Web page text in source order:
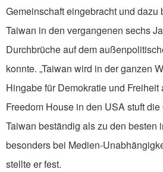
Gemeinschaft eingebracht und dazu
Taiwan in den vergangenen sechs
Durchbrüche auf dem
konnte. „Taiwan wird in der ganzen
Hingabe für Demokratie und Freiheit
Freedom House in den USA stuft
Taiwan beständig als zu den besten
besonders bei Medien-
stellte er fest.